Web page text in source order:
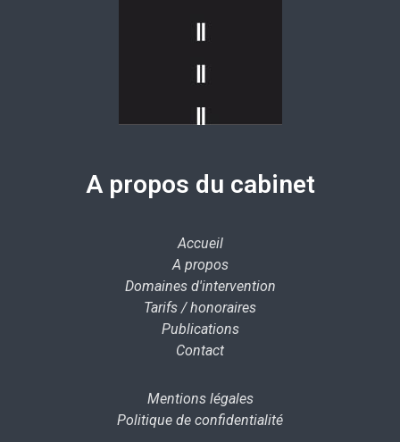
A propos du cabinet
Accueil
A propos
Domaines d'intervention
Tarifs / honoraires
Publications
Contact
Mentions légales
Politique de confidentialité